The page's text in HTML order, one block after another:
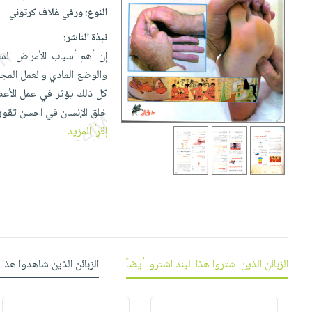
إختياراتنا
كتب
أكاديمية
صندوق
القراءة
English
books
iKitab
بلا
حدود
أسئلة
يتكرر
طرحها
تحميل
iKitab
على
iKitab
على
Apple
أسئلة
يتكرر
طرحها
تحميل
masmu3
على
Android
تحميل
masmu3
المواضيع
الأكثر
مبيعاً
إختياراتنا
وسائل
تعليمية
صندوق
القراءة
تعليمية
الصحة
والعناية
الشخصية
جديد
الكل
أجهزة
العناية
وتصفيف
الشعر
العناية
بالجسم
المطبخ
الطهي
الهدايا
أقسام
النوع:ورقي غلاف كرتوني
نبذة الناشر:
إن أهم أسباب الأمراض
والوضع المادي والعمل
كل ذلك يؤثر في عمل
خلق الإنسان في احسن
إقرأ المزيد
الزبائن الذين اشتروا هذا البند اشتروا أيضاً الزبائن الذين شاهدوا